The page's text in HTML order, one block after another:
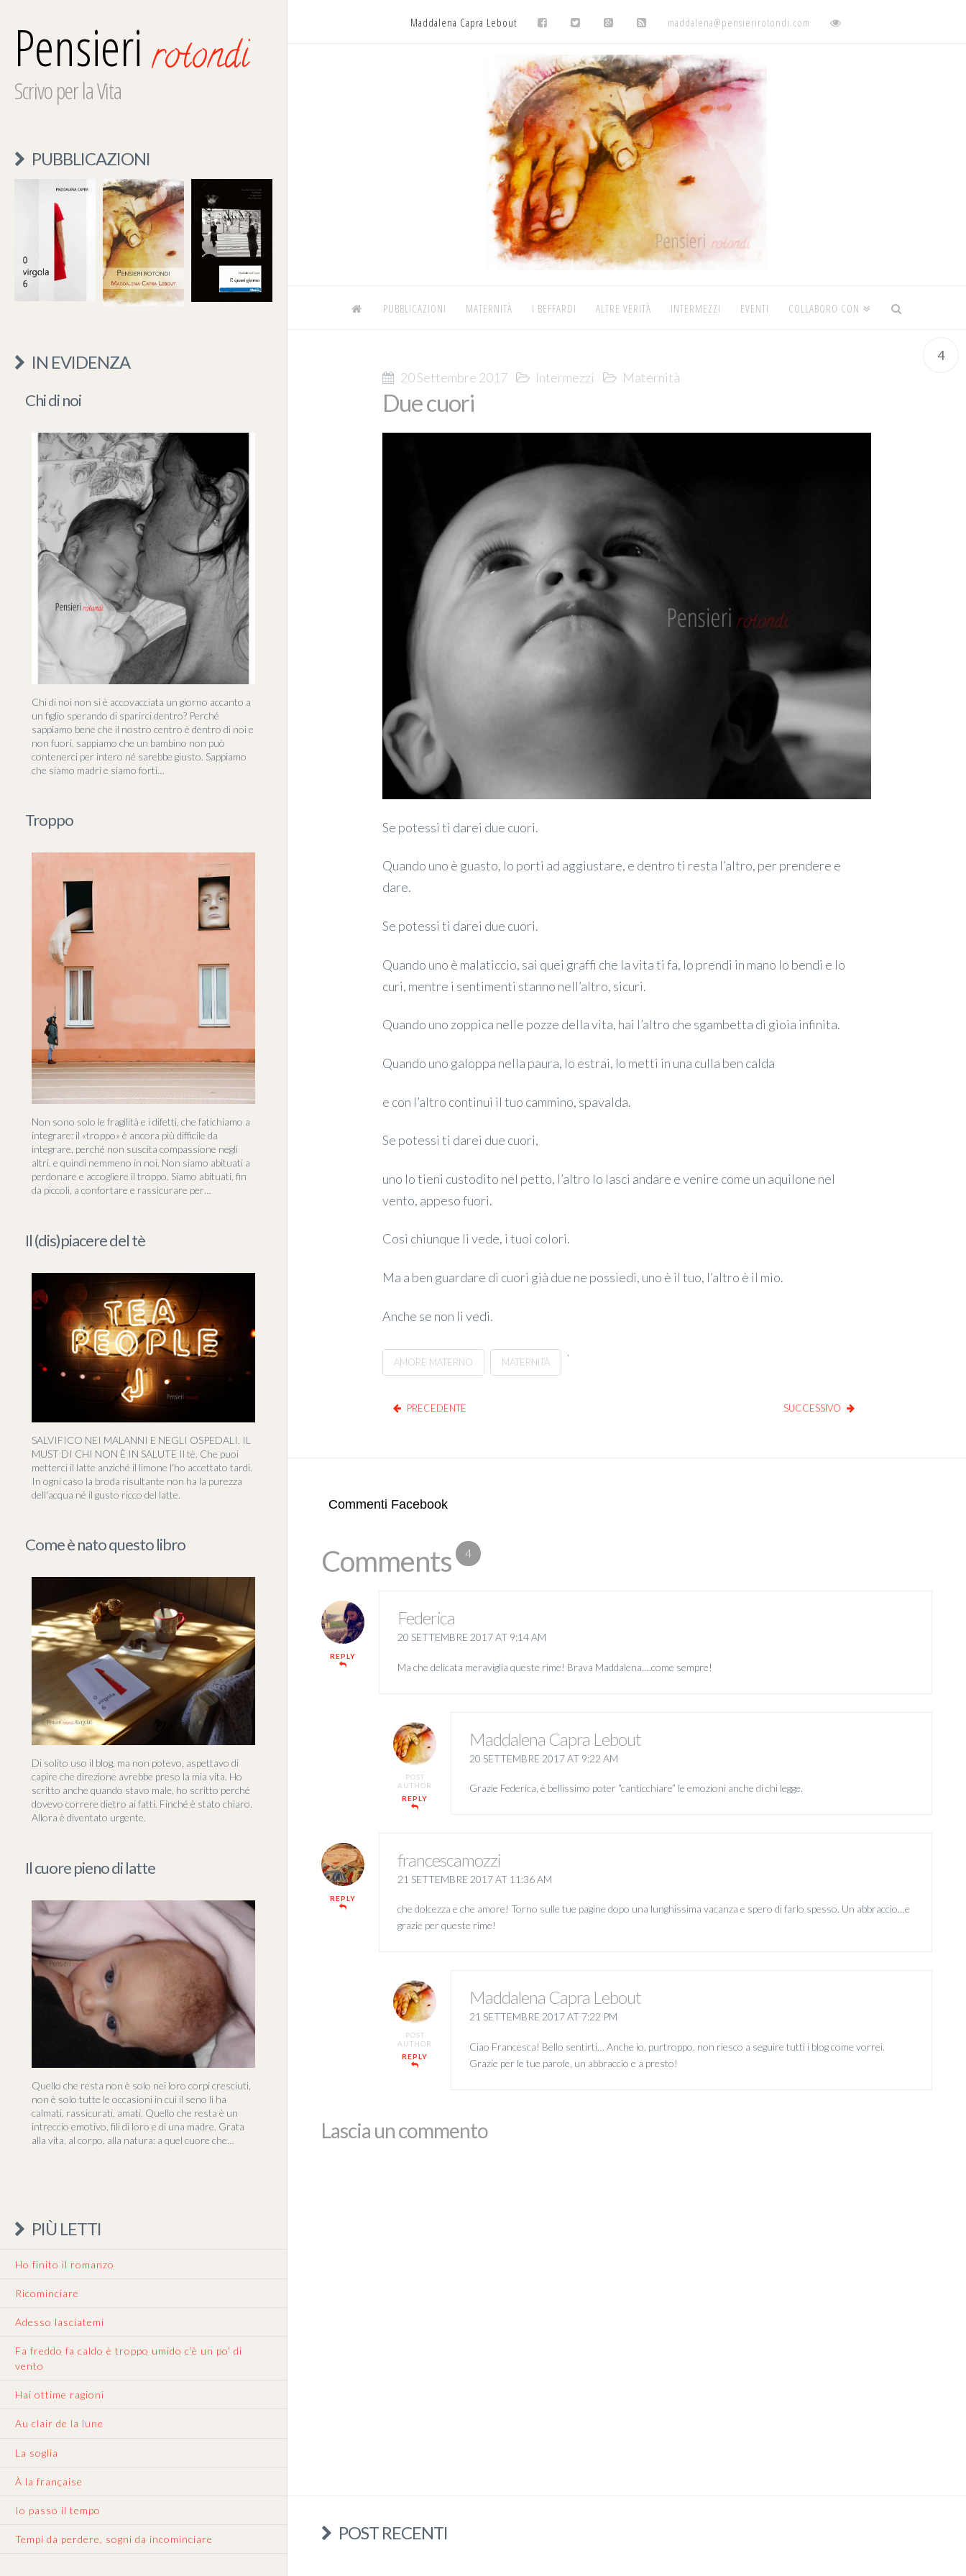
Maddalena Capra Lebout maddalena@pensierirotondi.com
PUBBLICAZIONI MATERNITÀ I BEFFARDI ALTRE VERITÀ INTERMEZZI EVENTI COLLABORO CON
4
20 Settembre 2017
Intermezzi Maternità
Due cuori
Se potessi ti darei due cuori.
Quando uno è guasto, lo porti ad aggiustare, e dentro ti resta l’altro, per prendere e
dare.
Se potessi ti darei due cuori.
Quando uno è malaticcio, sai quei graffi che la vita ti fa, lo prendi in mano lo bendi e lo
curi, mentre i sentimenti stanno nell’altro, sicuri.
Quando uno zoppica nelle pozze della vita, hai l’altro che sgambetta di gioia infinita.
Quando uno galoppa nella paura, lo estrai, lo metti in una culla ben calda
e con l’altro continui il tuo cammino, spavalda.
Se potessi ti darei due cuori,
uno lo tieni custodito nel petto, l’altro lo lasci andare e venire come un aquilone nel
vento, appeso fuori.
Così chiunque li vede, i tuoi colori.
Ma a ben guardare di cuori già due ne possiedi, uno è il tuo, l’altro è il mio.
Anche se non li vedi.
AMORE MATERNO MATERNITÀ
PRECEDENTE SUCCESSIVO
Commenti Facebook
Comments 4
REPLY
Federica
20 SETTEMBRE 2017 AT 9:14 AM
Ma che delicata meraviglia queste rime! Brava Maddalena….come sempre!
POST
AUTHOR
REPLY
Maddalena Capra Lebout
20 SETTEMBRE 2017 AT 9:22 AM
Grazie Federica, è bellissimo poter “canticchiare” le emozioni anche di chi legge.
REPLY
francescamozzi
21 SETTEMBRE 2017 AT 11:36 AM
che dolcezza e che amore! Torno sulle tue pagine dopo una lunghissima vacanza e spero di farlo spesso. Un abbraccio…e
grazie per queste rime!
POST
AUTHOR
REPLY
Maddalena Capra Lebout
21 SETTEMBRE 2017 AT 7:22 PM
Ciao Francesca! Bello sentirti… Anche io, purtroppo, non riesco a seguire tutti i blog come vorrei.
Grazie per le tue parole, un abbraccio e a presto!
Lascia un commento
Pensieri rotondi
Scrivo per la Vita
PUBBLICAZIONI
IN EVIDENZA
Chi di noi
Chi di noi non si è accovacciata un giorno accanto a
un figlio sperando di sparirci dentro? Perché
sappiamo bene che il nostro centro è dentro di noi e
non fuori, sappiamo che un bambino non può
contenerci per intero né sarebbe giusto. Sappiamo
che siamo madri e siamo forti…
Troppo
Non sono solo le fragilità e i difetti, che fatichiamo a
integrare: il «troppo» è ancora più difficile da
integrare, perché non suscita compassione negli
altri, e quindi nemmeno in noi. Non siamo abituati a
perdonare e accogliere il troppo. Siamo abituati, fin
da piccoli, a confortare e rassicurare per…
Il (dis)piacere del tè
SALVIFICO NEI MALANNI E NEGLI OSPEDALI. IL
MUST DI CHI NON È IN SALUTE Il tè. Che puoi
metterci il latte anziché il limone l'ho accettato tardi.
In ogni caso la broda risultante non ha la purezza
dell'acqua né il gusto ricco del latte.
Come è nato questo libro
Di solito uso il blog, ma non potevo, aspettavo di
capire che direzione avrebbe preso la mia vita. Ho
scritto anche quando stavo male, ho scritto perché
dovevo correre dietro ai fatti. Finché è stato chiaro.
Allora è diventato urgente.
Il cuore pieno di latte
Quello che resta non è solo nei loro corpi cresciuti,
non è solo tutte le occasioni in cui il seno li ha
calmati, rassicurati, amati. Quello che resta è un
intreccio emotivo, fili di loro e di una madre. Grata
alla vita, al corpo, alla natura: a quel cuore che…
PIÙ LETTI
Ho finito il romanzo
Ricominciare
Adesso lasciatemi
Fa freddo fa caldo è troppo umido c’è un po’ di
vento
Hai ottime ragioni
Au clair de la lune
La soglia
À la française
Io passo il tempo
Tempi da perdere, sogni da incominciare POST RECENTI